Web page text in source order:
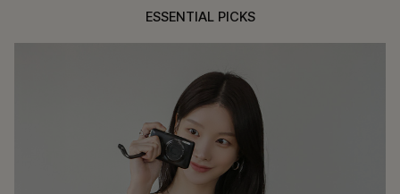
ESSENTIAL PICKS
함께할 때 더욱 완벽한, 합리적인 선택으로 채우는 즐거움
필첸체크 스트링블라우스+플레어스커트SET
42,900 49,800원